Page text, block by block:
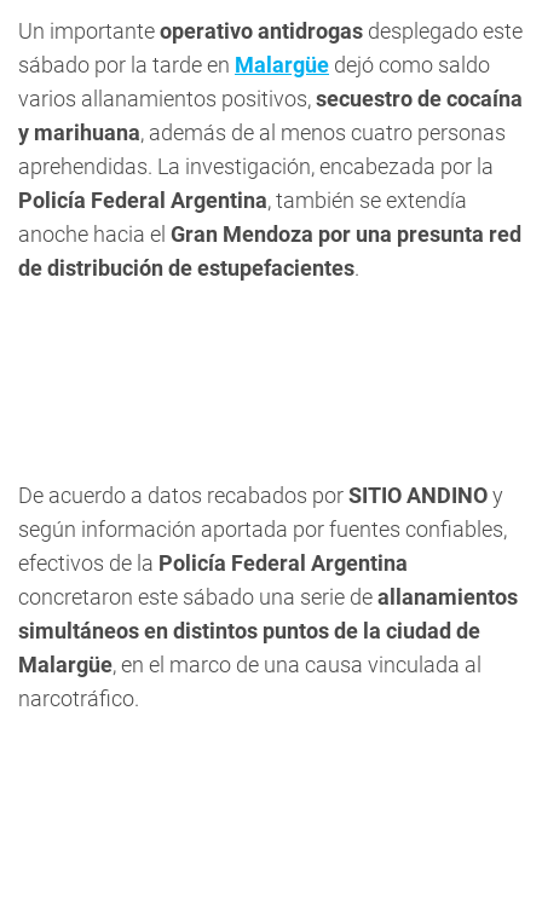
Un importanteoperativo antidrogas desplegado este
sábado por la tarde en Malargüe dejó como saldo
varios allanamientos positivos,secuestro de cocaína
y marihuana, además de al menos cuatro personas
aprehendidas. La investigación, encabezada por la
Policía Federal Argentina, también se extendía
anoche hacia el Gran Mendoza por una presunta red
de distribución de estupefacientes.
De acuerdo a datos recabados porSITIO ANDINOy
según información aportada por fuentes confiables,
efectivos de la Policía Federal Argentina
concretaron este sábado una serie deallanamientos
simultáneos en distintos puntos de la ciudad de
Malargüe, en el marco de una causa vinculada al
narcotráfico.